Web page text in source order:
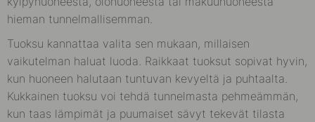
hieman tunnelmallisemman.
Tuoksu kannattaa valita sen mukaan, millaisen
vaikutelman haluat luoda. Raikkaat tuoksut sopivat hyvin,
kun huoneen halutaan tuntuvan kevyeltä ja puhtaalta.
Kukkainen tuoksu voi tehdä tunnelmasta pehmeämmän,
kun taas lämpimät ja puumaiset sävyt tekevät tilasta